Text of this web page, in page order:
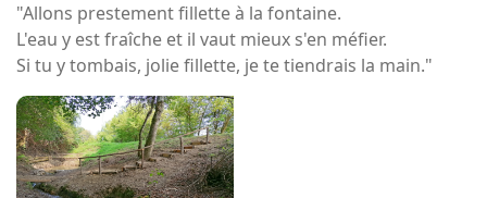
"Allons prestement fillette à la fontaine.
L'eau y est fraîche et il vaut mieux s'en méfier.
Si tu y tombais, jolie fillette, je te tiendrais la main."